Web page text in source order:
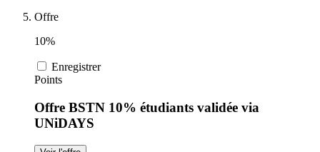
Offre
10%
Enregistrer
Points
Offre BSTN 10% étudiants validée via
UNiDAYS